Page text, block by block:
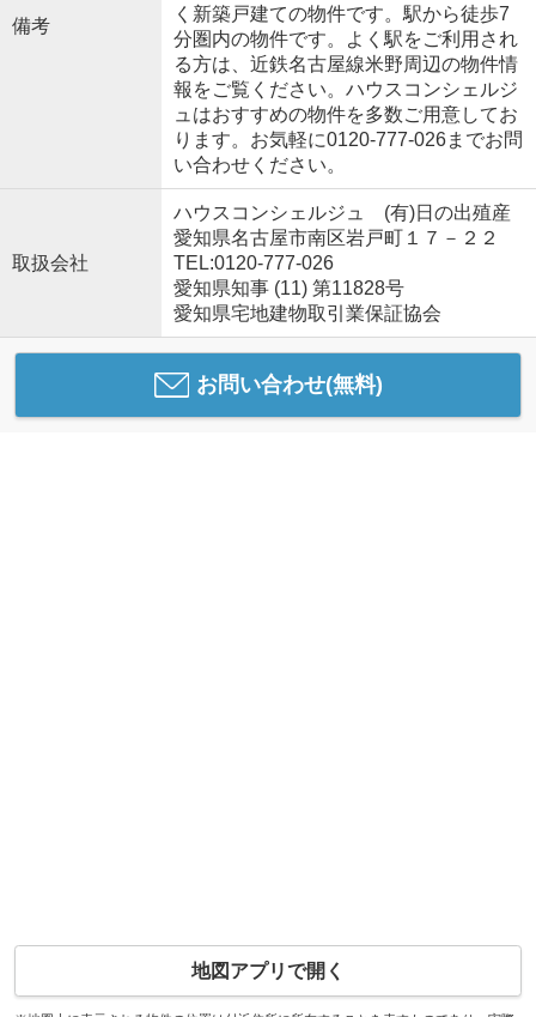
備考
く新築戸建ての物件です。駅から徒歩7
分圏内の物件です。よく駅をご利用され
る方は、近鉄名古屋線米野周辺の物件情
報をご覧ください。ハウスコンシェルジ
ュはおすすめの物件を多数ご用意してお
ります。お気軽に0120-777-026までお問
い合わせください。
取扱会社
ハウスコンシェルジュ (有)日の出殖産
愛知県名古屋市南区岩戸町１７－２２
TEL:0120-777-026
愛知県知事 (11) 第11828号
愛知県宅地建物取引業保証協会
お問い合わせ(無料)
地図アプリで開く